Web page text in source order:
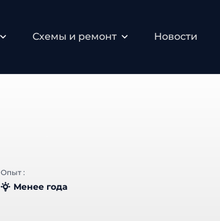
Схемы и ремонт Новости
Опыт :
Менее года